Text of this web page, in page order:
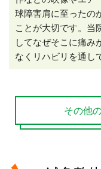
球障害肩に至ったの
ことが大切です。当
してなぜそこに痛み
なくリハビリを通し
その他